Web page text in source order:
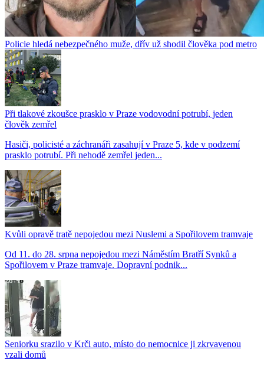
Policie hledá nebezpečného muže, dřív už shodil člověka pod metro
Při tlakové zkoušce prasklo v Praze vodovodní potrubí, jeden
člověk zemřel
Hasiči, policisté a záchranáři zasahují v Praze 5, kde v podzemí
prasklo potrubí. Při nehodě zemřel jeden...
Kvůli opravě tratě nepojedou mezi Nuslemi a Spořilovem tramvaje
Od 11. do 28. srpna nepojedou mezi Náměstím Bratří Synků a
Spořilovem v Praze tramvaje. Dopravní podnik...
Seniorku srazilo v Krči auto, místo do nemocnice ji zkrvavenou
vzali domů